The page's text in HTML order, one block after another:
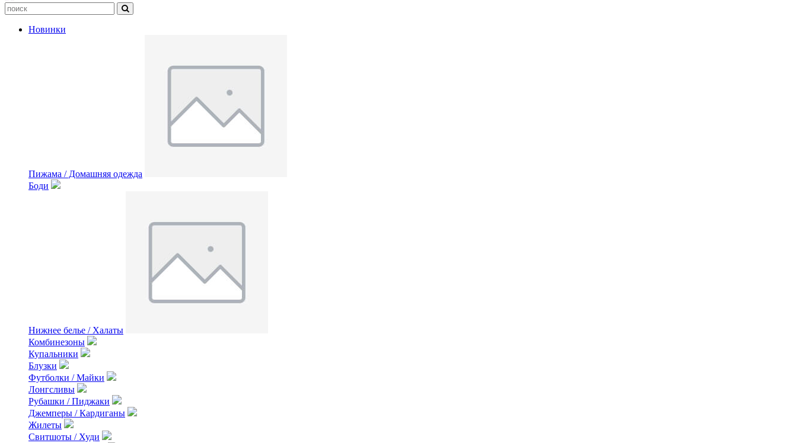
Новинки
Пижама / Домашняя одежда
Боди
Нижнее белье / Халаты
Комбинезоны
Купальники
Блузки
Футболки / Майки
Лонгсливы
Рубашки / Пиджаки
Джемперы / Кардиганы
Жилеты
Свитшоты / Худи